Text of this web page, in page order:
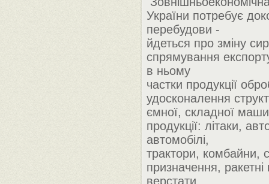
України потребує
перебудови -
йдеться про зміну
спрямування
в ньому
частки продукції
удосконалення
ємної, складної
продукції: літаки,
автомобілі,
трактори, комбайни,
призначення,
верстати,